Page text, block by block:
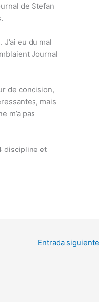
de Stefan
eu du mal
Journal
de concision,
mais
m’a pas
discipline et
Entrada siguiente